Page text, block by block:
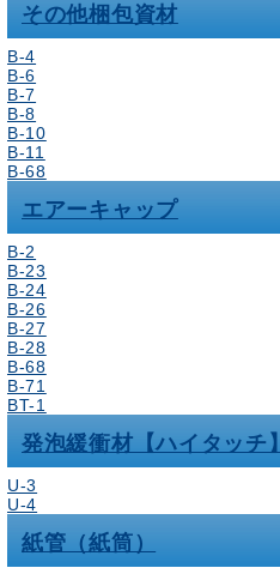
その他梱包資材
B-4
B-6
B-7
B-8
B-10
B-11
B-68
エアーキャップ
B-2
B-23
B-24
B-26
B-27
B-28
B-68
B-71
BT-1
発泡緩衝材【ハイタッチ】
U-3
U-4
紙管（紙筒）